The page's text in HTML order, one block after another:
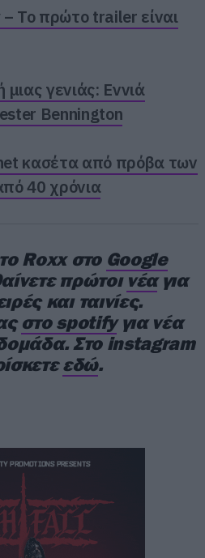
το “heavy
είναι ο τρόπος που το
το extremity του.
οι Conan δεν
metal aesthetics
δεν έβαλαν την τεχνική
την διαθέτουν.
doom” δεν είναι
περιγραφή.
Το πρώτο trailer είναι
γενιάς: Εννιά
Bennington
κασέτα από πρόβα των
40 χρόνια
Roxx στο Google
πρώτοι νέαγια
και ταινίες.
στο spotifyγια νέα
Στο instagram
εδώ.